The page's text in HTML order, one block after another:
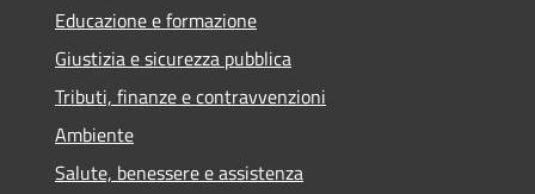
Educazione e formazione
Giustizia e sicurezza pubblica
Tributi, finanze e contravvenzioni
Ambiente
Salute, benessere e assistenza